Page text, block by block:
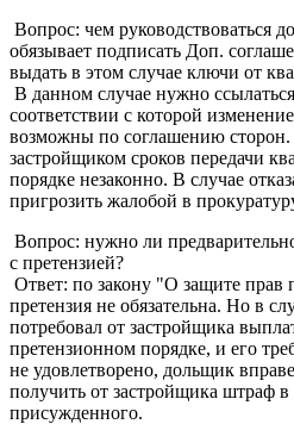
Вопрос: чем руководствоваться
обязывает подписать Доп.
выдать в этом случае ключи от
В данном случае нужно
соответствии с которой
возможны по соглашению сторон.
застройщиком сроков передачи
порядке незаконно. В случае
пригрозить жалобой в
Вопрос: нужно ли
с претензией?
Ответ: по закону "О защите прав
претензия не обязательна. Но в
потребовал от застройщика
претензионном порядке, и его
не удовлетворено, дольщик
получить от застройщика штраф
присужденного.